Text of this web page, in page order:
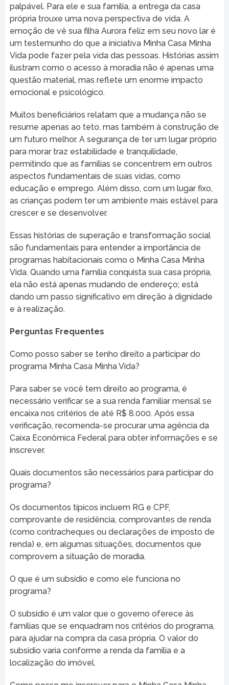
palpável. Para ele e sua família, a entrega da casa
própria trouxe uma nova perspectiva de vida. A
emoção de vê sua filha Aurora feliz em seu novo lar é
um testemunho do que a iniciativa Minha Casa Minha
Vida pode fazer pela vida das pessoas. Histórias assim
ilustram como o acesso à moradia não é apenas uma
questão material, mas reflete um enorme impacto
emocional e psicológico.
Muitos beneficiários relatam que a mudança não se
resume apenas ao teto, mas também à construção de
um futuro melhor. A segurança de ter um lugar próprio
para morar traz estabilidade e tranquilidade,
permitindo que as famílias se concentrem em outros
aspectos fundamentais de suas vidas, como
educação e emprego. Além disso, com um lugar fixo,
as crianças podem ter um ambiente mais estável para
crescer e se desenvolver.
Essas histórias de superação e transformação social
são fundamentais para entender a importância de
programas habitacionais como o Minha Casa Minha
Vida. Quando uma família conquista sua casa própria,
ela não está apenas mudando de endereço; está
dando um passo significativo em direção à dignidade
e à realização.
Perguntas Frequentes
Como posso saber se tenho direito a participar do
programa Minha Casa Minha Vida?
Para saber se você tem direito ao programa, é
necessário verificar se a sua renda familiar mensal se
encaixa nos critérios de até R$ 8.000. Após essa
verificação, recomenda-se procurar uma agência da
Caixa Econômica Federal para obter informações e se
inscrever.
Quais documentos são necessários para participar do
programa?
Os documentos típicos incluem RG e CPF,
comprovante de residência, comprovantes de renda
(como contracheques ou declarações de imposto de
renda) e, em algumas situações, documentos que
comprovem a situação de moradia.
O que é um subsídio e como ele funciona no
programa?
O subsídio é um valor que o governo oferece às
famílias que se enquadram nos critérios do programa,
para ajudar na compra da casa própria. O valor do
subsídio varia conforme a renda da família e a
localização do imóvel.